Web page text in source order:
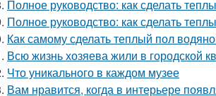
Полное руководство: как сделать
Полное руководство: как сделать
Как самому сделать теплый пол
Всю жизнь хозяева жили в городской
Что уникального в каждом музее
Вам нравится, когда в интерьере